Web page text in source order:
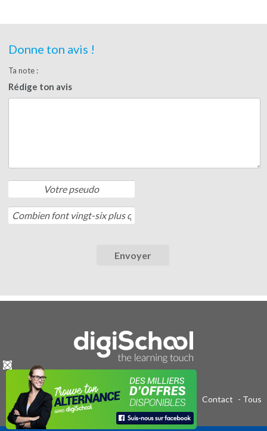
Donne ton avis !
Ta note :
Rédige ton avis
Publicité sur le réseau digiSchool - C.G.U/C.G.V Contact - Tous
droits réservés 2011-2020